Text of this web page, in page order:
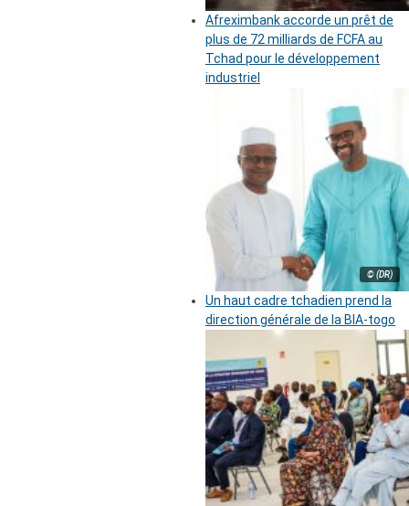
Afreximbank accorde un prêt de
plus de 72 milliards de FCFA au
Tchad pour le développement
industriel
© (DR)
Un haut cadre tchadien prend la
direction générale de la BIA-togo